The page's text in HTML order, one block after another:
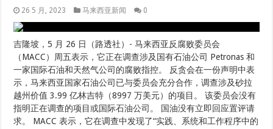
26 5 月, 2023 马来西亚新闻 0
吉隆坡，5 月 26 日（路透社）- 马来西亚反腐败委员会
（MACC）周五表示，它正在调查涉及国有石油公司 Petronas 和
一家国际石油和天然气公司的腐败指控。 反贪会在一份声明中表
示，马来西亚国家石油公司已与委员会充分合作，调查涉及砂拉
越州价值 3.99 亿林吉特（8997 万美元）的项目。 该委员会没有
指明正在调查的项目或国际石油公司。 国油没有立即回应置评请
求。 MACC 表示，它在调查中发现了“实践、系统和工作程序中的